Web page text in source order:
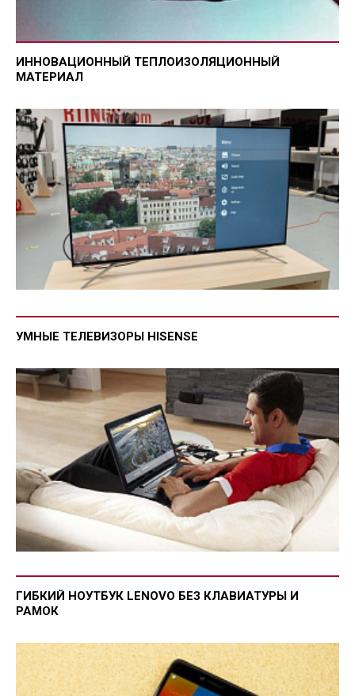
ИННОВАЦИОННЫЙ ТЕПЛОИЗОЛЯЦИОННЫЙ
МАТЕРИАЛ
УМНЫЕ ТЕЛЕВИЗОРЫ HISENSE
ГИБКИЙ НОУТБУК LENOVO БЕЗ КЛАВИАТУРЫ И
РАМОК